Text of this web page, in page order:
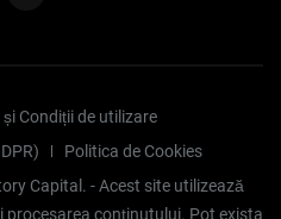
și Condiții de utilizare
Politica de Cookies
Capital. - Acest site utilizează
procesarea conținutului. Pot exista